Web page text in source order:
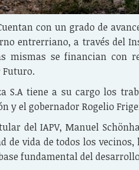
con un grado de
entrerriano, a través del
mismas se financian con
S.A tiene a su cargo los
y el gobernador Rogelio
del IAPV, Manuel
de vida de todos los
fundamental del